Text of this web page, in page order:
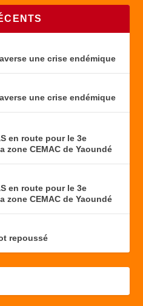
une crise endémique
une crise endémique
en route pour le 3e
CEMAC de Yaoundé
en route pour le 3e
CEMAC de Yaoundé
repoussé